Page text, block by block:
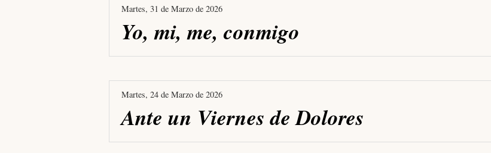
Martes, 31 de Marzo de 2026
Yo, mi, me, conmigo
Martes, 24 de Marzo de 2026
Ante un Viernes de Dolores